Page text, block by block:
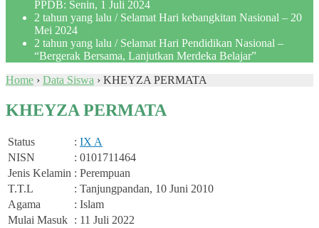
PPDB: Senin, 1 Juli 2024
2 tahun yang lalu / Selamat Hari kebangkitan Nasional – 20
Mei 2024
2 tahun yang lalu / Selamat Hari Pendidikan Nasional –
“Bergerak Bersama, Lanjutkan Merdeka Belajar”
Home › Data Siswa › KHEYZA PERMATA
KHEYZA PERMATA
Status : IX A
NISN
: 0101711464
Jenis Kelamin : Perempuan
T.T.L
: Tanjungpandan, 10 Juni 2010
Agama
: Islam
Mulai Masuk : 11 Juli 2022